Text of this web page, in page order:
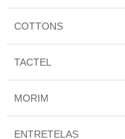
COTTONS
TACTEL
MORIM
ENTRETELAS